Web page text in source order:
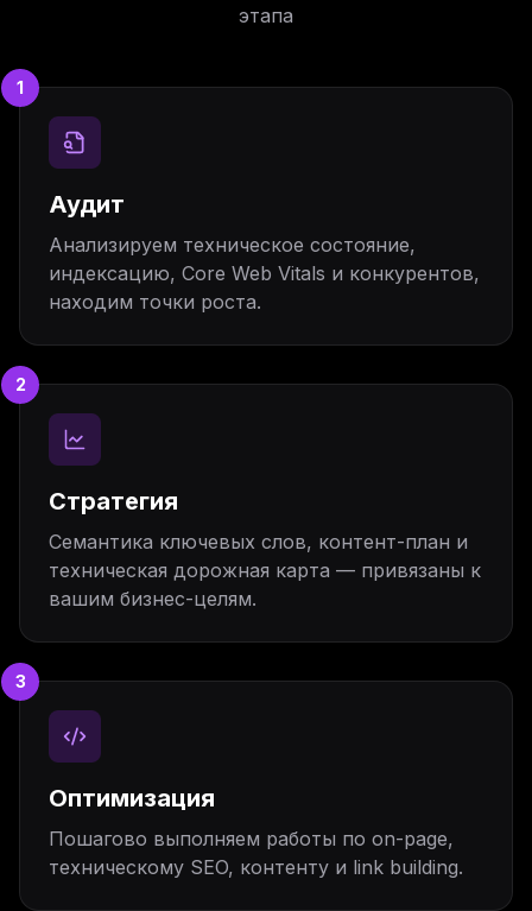
этапа
1
Аудит
Анализируем техническое состояние,
индексацию, Core Web Vitals и конкурентов,
находим точки роста.
2
Стратегия
Семантика ключевых слов, контент-план и
техническая дорожная карта — привязаны к
вашим бизнес-целям.
3
Оптимизация
Пошагово выполняем работы по on-page,
техническому SEO, контенту и link building.